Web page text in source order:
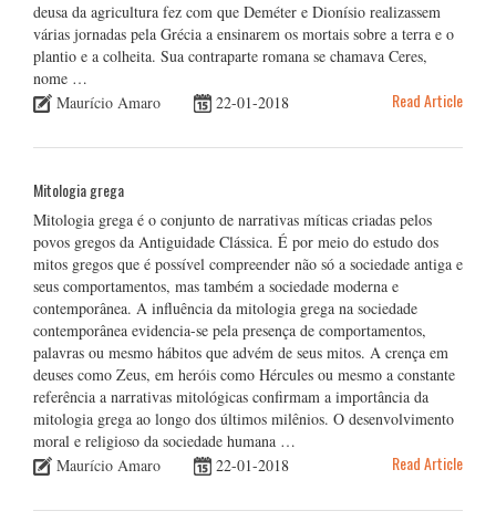
deusa da agricultura fez com que Deméter e Dionísio realizassem
várias jornadas pela Grécia a ensinarem os mortais sobre a terra e o
plantio e a colheita. Sua contraparte romana se chamava Ceres,
nome …
Maurício Amaro
22-01-2018 Read Article
Mitologia grega
Mitologia grega é o conjunto de narrativas míticas criadas pelos
povos gregos da Antiguidade Clássica. É por meio do estudo dos
mitos gregos que é possível compreender não só a sociedade antiga e
seus comportamentos, mas também a sociedade moderna e
contemporânea. A influência da mitologia grega na sociedade
contemporânea evidencia-se pela presença de comportamentos,
palavras ou mesmo hábitos que advém de seus mitos. A crença em
deuses como Zeus, em heróis como Hércules ou mesmo a constante
referência a narrativas mitológicas confirmam a importância da
mitologia grega ao longo dos últimos milênios. O desenvolvimento
moral e religioso da sociedade humana …
Maurício Amaro
22-01-2018 Read Article